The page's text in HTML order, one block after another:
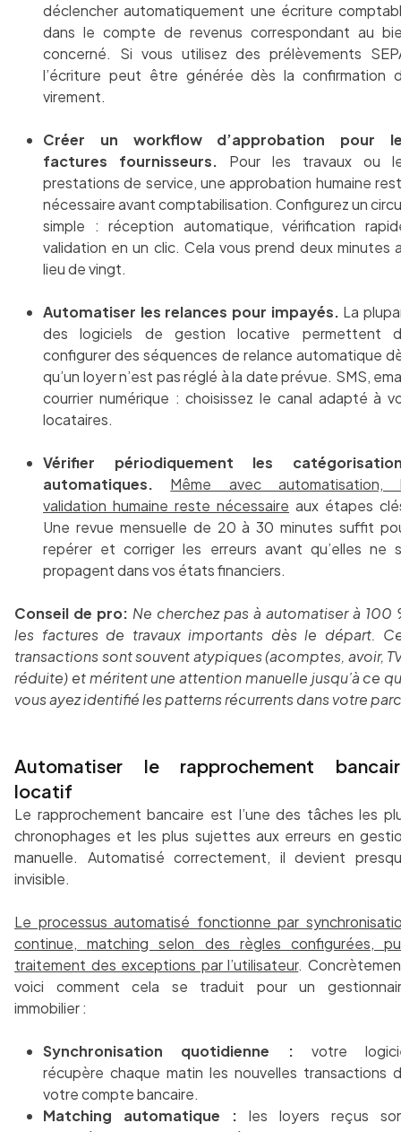
déclencher automatiquement une écriture
dans le compte de revenus correspondant au
concerné. Si vous utilisez des prélèvements
l’écriture peut être générée dès la confirmation
virement.
Créer un workflow d’approbation pour
factures fournisseurs. Pour les travaux ou
prestations de service, une approbation humaine
nécessaire avant comptabilisation. Configurez un
simple : réception automatique, vérification
validation en un clic. Cela vous prend deux minutes
lieu de vingt.
Automatiser les relances pour impayés. La
des logiciels de gestion locative permettent
configurer des séquences de relance automatique
qu’un loyer n’est pas réglé à la date prévue. SMS,
courrier numérique : choisissez le canal adapté à
locataires.
Vérifier périodiquement les
automatiques.
Même avec automatisation,
validation humaine reste nécessaire aux étapes
Une revue mensuelle de 20 à 30 minutes suffit
repérer et corriger les erreurs avant qu’elles ne
propagent dans vos états financiers.
Conseil de pro: Ne cherchez pas à automatiser à 100
les factures de travaux importants dès le départ.
transactions sont souvent atypiques (acomptes, avoir,
réduite) et méritent une attention manuelle jusqu’à ce
vous ayez identifié les patterns récurrents dans votre
Automatiser le rapprochement
locatif
Le rapprochement bancaire est l’une des tâches les
chronophages et les plus sujettes aux erreurs en
manuelle. Automatisé correctement, il devient
invisible.
Le processus automatisé fonctionne par
continue, matching selon des règles configurées,
traitement des exceptions par l’utilisateur.
voici comment cela se traduit pour un
immobilier :
Synchronisation quotidienne : votre
récupère chaque matin les nouvelles transactions
votre compte bancaire.
Matching automatique : les loyers reçus